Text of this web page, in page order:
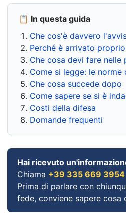
📋 In questa guida
Che cos'è davvero
Perché è arrivato
Che cosa devi fare nelle
Come si legge: le
Che cosa succede dopo
Come sapere se si è
Costi della difesa
Domande frequenti
Hai ricevuto
Chiama +39 335 669 3954
Prima di parlare con
fede, conviene sapere cosa